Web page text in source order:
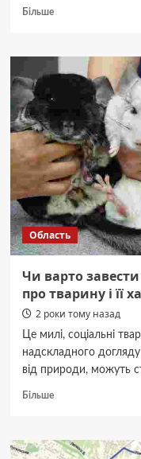
БільшеДокладніше
обласний
кардіоцентр
лідером
Україні
з
надання
спеціалізованої
кардіологічної
допомоги
(ФОТО)
Область
Чи варто
про тварину і її
2 роки тому назад
Це милі, соціальні
надскладного
від природи, можуть
БільшеДокладніше
варто
завести